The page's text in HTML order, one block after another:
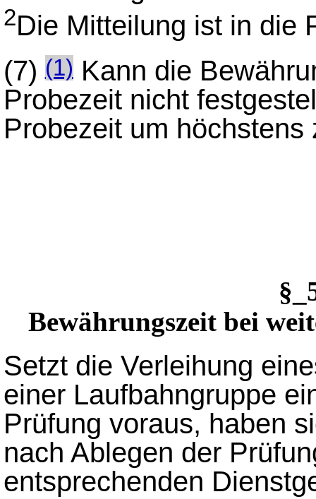
2Die Mitteilung ist in die
(7)(1) Kann die
Probezeit nicht
Probezeit um
Bewährungszeit bei
Setzt die Verleihung
einer Laufbahngruppe
Prüfung voraus, haben
nach Ablegen der
entsprechenden